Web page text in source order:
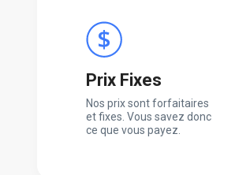
Prix Fixes
Nos prix sont forfaitaires
et fixes. Vous savez donc
ce que vous payez.